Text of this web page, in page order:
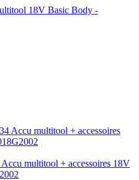
18V Basic Body -
multitool + accessoires 18V